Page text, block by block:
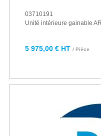
03710191
Unité intérieure gainable
5 975,00 € HT / Pièce